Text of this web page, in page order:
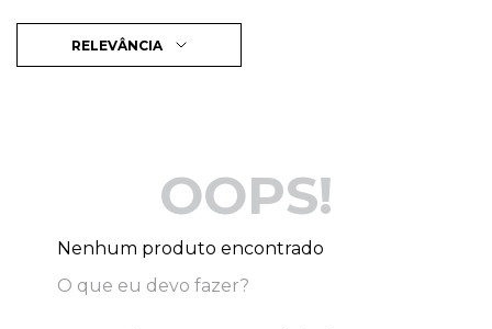
RELEVÂNCIA
OOPS!
Nenhum produto encontrado
O que eu devo fazer?